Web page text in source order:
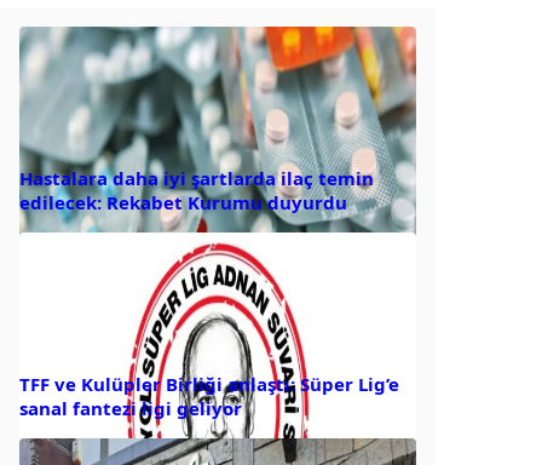
Hastalara daha iyi şartlarda ilaç temin
edilecek: Rekabet Kurumu duyurdu
TFF ve Kulüpler Birliği anlaştı: Süper Lig’e
sanal fantezi ligi geliyor